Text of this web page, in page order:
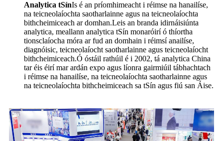
Analytica tSínIs é an príomhimeacht i réimse na hanailíse,
na teicneolaíochta saotharlainne agus na teicneolaíochta
bithcheimiceach ar domhan.Leis an branda idirnáisiúnta
analytica, meallann analytica tSín monaróirí ó thíortha
tionsclaíocha móra ar fud an domhain i réimsí anailíse,
diagnóisic, teicneolaíocht saotharlainne agus teicneolaíocht
bithcheimiceach.Ó óstáil rathúil é i 2002, tá analytica China
tar éis éirí mar ardán expo agus líonra gairmiúil tábhachtach
i réimse na hanailíse, na teicneolaíochta saotharlainne agus
na teicneolaíochta bithcheimiceach sa tSín agus fiú san Áise.